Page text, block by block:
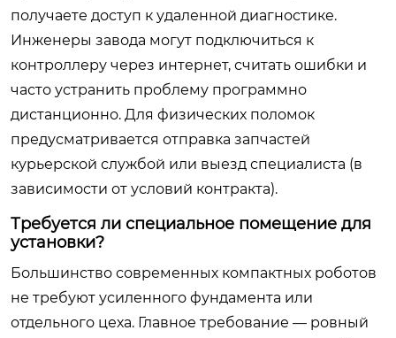
получаете доступ к удаленной диагностике.
Инженеры завода могут подключиться к
контроллеру через интернет, считать ошибки и
часто устранить проблему программно
дистанционно. Для физических поломок
предусматривается отправка запчастей
курьерской службой или выезд специалиста (в
зависимости от условий контракта).
Требуется ли специальное помещение для
установки?
Большинство современных компактных роботов
не требуют усиленного фундамента или
отдельного цеха. Главное требование — ровный